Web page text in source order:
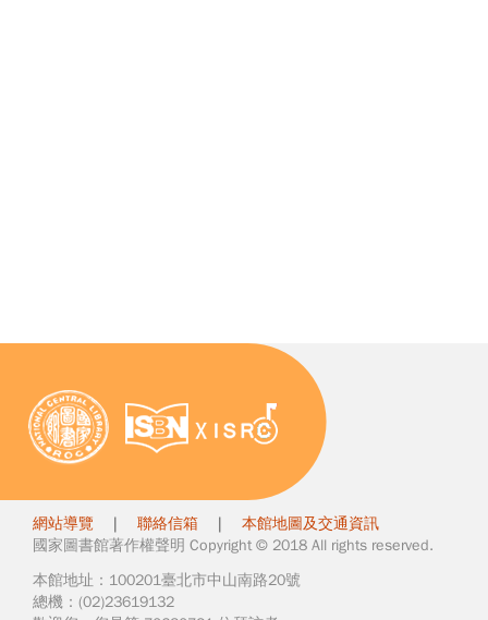
網站導覽 | 聯絡信箱 | 本館地圖及交通資訊
國家圖書館著作權聲明 Copyright © 2018 All rights reserved.
本館地址：100201臺北市中山南路20號
總機：(02)23619132